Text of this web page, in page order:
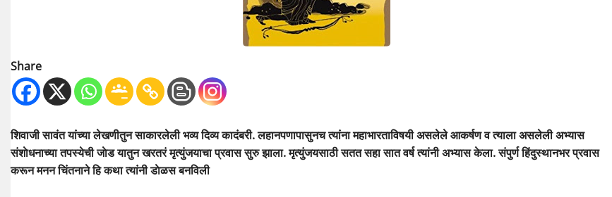
Share
शिवाजी सावंत यांच्या लेखणीतुन साकारलेली भव्य दिव्य कादंबरी. लहानपणापासुनच त्यांना महाभारताविषयी असलेले आकर्षण व त्याला असलेली अभ्यास
संशाेधनाच्या तपस्येची जाेड यातुन खरतरं मृत्युंजयाचा प्रवास सुरु झाला. मृत्युंजयसाठी सतत सहा सात वर्ष त्यांनी अभ्यास केला. संपुर्ण हिंदुस्थानभर प्रवास
करून मनन चिंतनाने हि कथा त्यांनी डाेळस बनविली